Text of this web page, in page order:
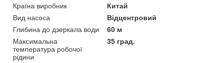
Країна виробник
Китай
Вид насоса
Відцентровий
Глибина до дзеркала води
60 м
Максимальна
температура робочої
рідини
35 град.